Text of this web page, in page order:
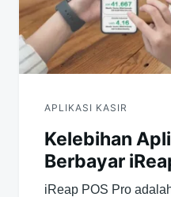
APLIKASI KASIR
Kelebihan
Berbayar
iReap POS Pro